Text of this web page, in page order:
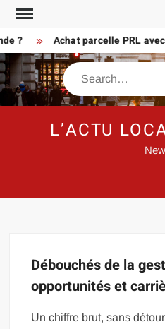
Skip
content
? Achat parcelle PRL
Search
L’ACTU
Débouchés de la
opportunités et
Un chiffre brut, sans